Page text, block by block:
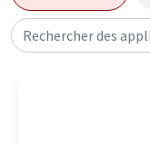
Rechercher des